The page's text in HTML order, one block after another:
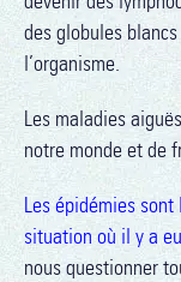
des globules
l’organisme.
Les maladies
notre monde et de
Les épidémies
situation où il y a
nous questionner